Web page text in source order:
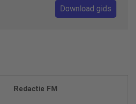
Download gids
Redactie FM